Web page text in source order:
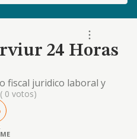
24 Horas
fiscal juridico laboral y
y toda clase de gestiones
y mantenimiento en
de bienes muebles e
( 0 votos)